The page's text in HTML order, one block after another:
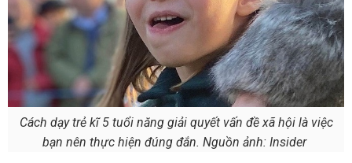
Cách dạy trẻ kĩ 5 tuổi năng giải quyết vấn đề xã hội là việc
bạn nên thực hiện đúng đắn. Nguồn ảnh: Insider